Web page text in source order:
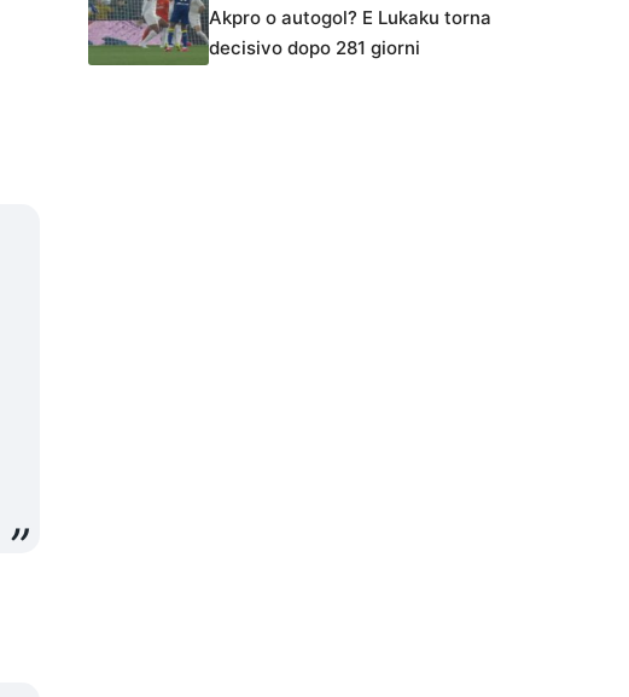
Akpro o autogol? E Lukaku torna
decisivo dopo 281 giorni